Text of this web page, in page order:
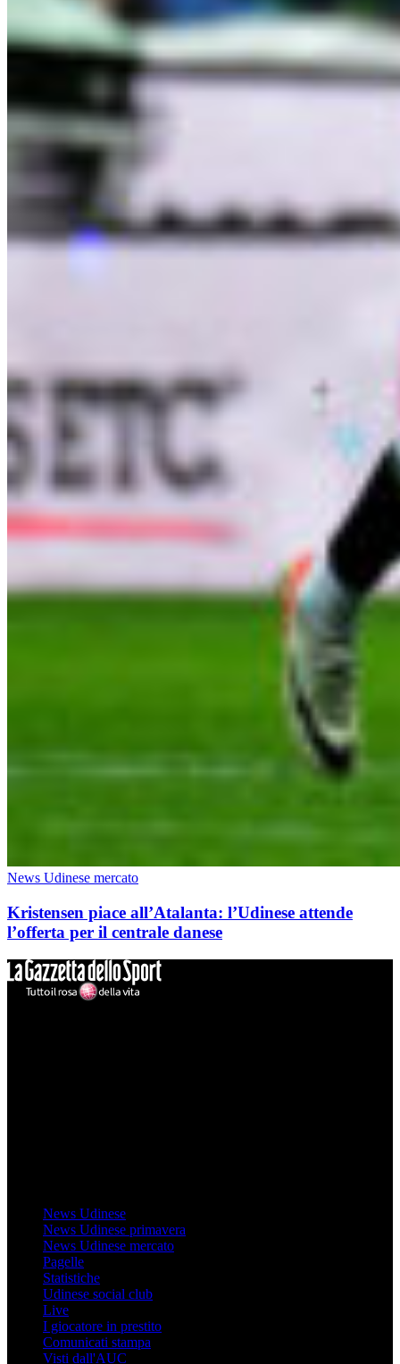
News Udinese mercato
Kristensen piace all’Atalanta: l’Udinese attende
l’offerta per il centrale danese
News Udinese
News Udinese primavera
News Udinese mercato
Pagelle
Statistiche
Udinese social club
Live
I giocatore in prestito
Comunicati stampa
Visti dall'AUC